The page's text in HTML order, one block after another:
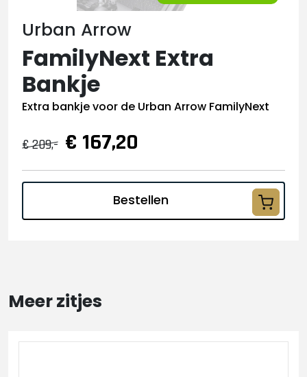
Urban Arrow
FamilyNext Extra
Bankje
Extra bankje voor de Urban Arrow FamilyNext
€ 209,- € 167,20
Bestellen
Meer zitjes